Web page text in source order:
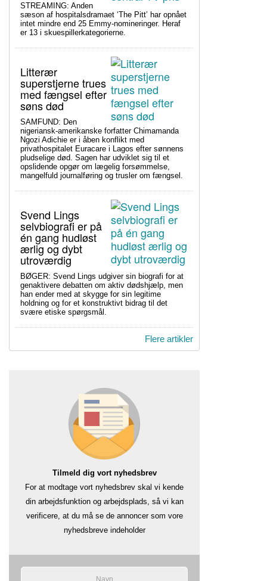
STREAMING: Anden
sæson af hospitalsdramaet ‘The Pitt’ har opnået
intet mindre end 25 Emmy-nomineringer. Heraf
er 13 i skuespillerkategorierne.
Litterær
superstjerne trues
med fængsel efter
søns død
SAMFUND: Den
nigeriansk-amerikanske forfatter Chimamanda
Ngozi Adichie er i åben konflikt med
privathospitalet Euracare i Lagos efter sønnens
pludselige død. Sagen har udviklet sig til et
opslidende opgør om lægelig forsømmelse,
mangelfuld journalføring og trusler om fængsel.
Svend Lings
selvbiografi er på
én gang hudløst
ærlig og dybt
utroværdig
BØGER: Svend Lings udgiver sin biografi for at
genaktivere debatten om aktiv dødshjælp, men
han ender med at skygge for sin legitime
holdning og for et konstruktivt bidrag til det
svære etiske spørgsmål.
Flere artikler
Tilmeld dig vort nyhedsbrev
For at modtage vort nyhedsbrev skal vi kende
din arbejdsfunktion og arbejdsplads, så vi kan
verificere, at du må se de annoncer som vore
nyhedsbreve indeholder